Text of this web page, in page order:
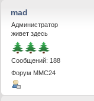
mad
Администратор
живет здесь
Сообщений: 188
Форум MMC24